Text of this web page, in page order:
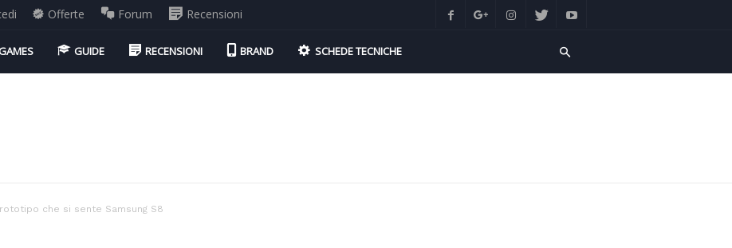
Offerte Forum Recensioni
GUIDE RECENSIONI BRAND SCHEDE TECNICHE
che si sente Samsung S8